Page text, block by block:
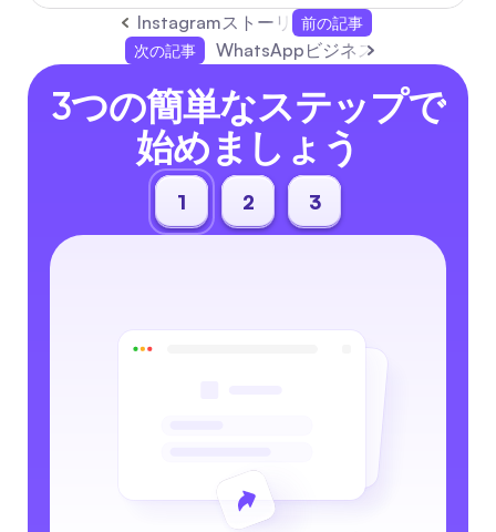
Instagramストーリー: ブランドのための完
前の記事
次の記事
WhatsAppビジネスウェブ：メッ
3つの簡単なステップで
始めましょう
1 2 3